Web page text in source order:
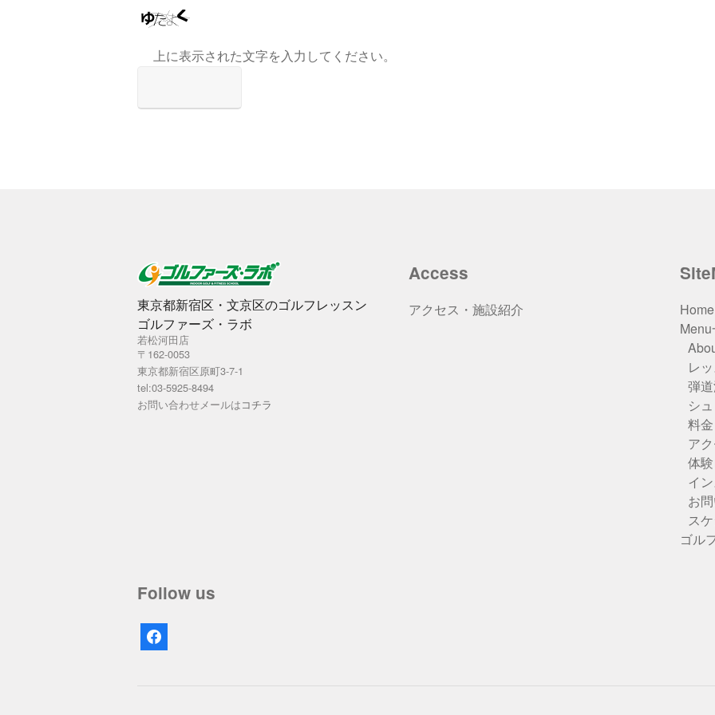
上に表示された文字を入力してください。
東京都新宿区・文京区のゴルフレッスン
ゴルファーズ・ラボ
若松河田店
〒162-0053
東京都新宿区原町3-7-1
tel:03-5925-8494
お問い合わせメールはコチラ
Access
アクセス・施設紹介
Home
レ
弾
シ
料
ア
体
イ
お
ス
ゴル
Follow us
facebook